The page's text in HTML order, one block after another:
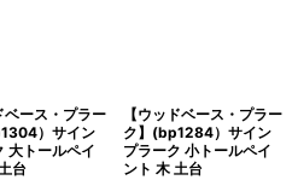
ベース・プラー
）サイン
大トールペイ
台
【ウッドベース・プラー
ク】(bp1284）サイン
プラーク 小トールペイ
ント 木 土台